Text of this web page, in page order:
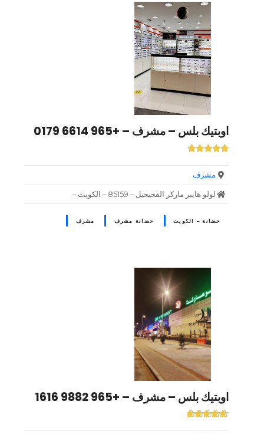
اوبتيك بلس – مشرف – +965 6614 0179
مشرف
لولو هايبر ماركر الفحيحيل – 85159 – الكويت –
حضانة – الكويت حضانة مشرف مشرف
اوبتيك بلس – مشرف – +965 9882 1616